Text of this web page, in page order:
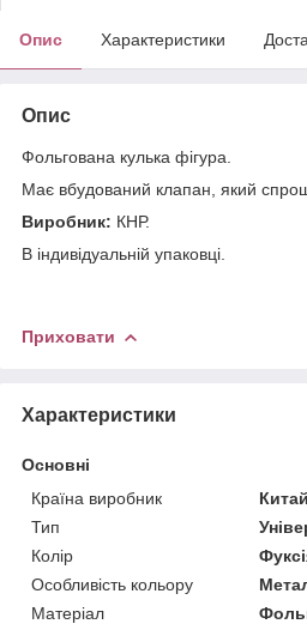
Опис Характеристики
Опис
Фольгована кулька фігура.
Має вбудований клапан, який
Виробник: КНР.
В індивідуальній упаковці.
Приховати
Характеристики
Основні
Країна виробник
Китай
Тип
Колір
Особливість кольору
Матеріал